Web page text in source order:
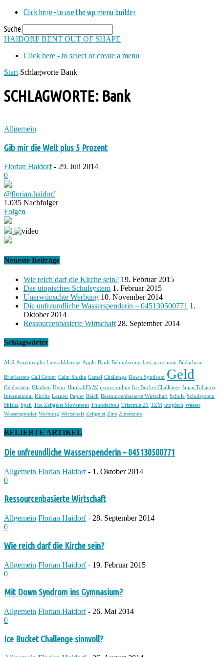
Click here - to use the wp menu builder
Suche
HAIDORF BENT OUT OF SHAPE
Click here - to select or create a menu
Start Schlagworte Bank
SCHLAGWORTE: Bank
Allgemein
Gib mir die Welt plus 5 Prozent
Florian Haidorf - 29. Juli 2014
0
@florian.haidorf
1.035 Nachfolger
Folgen
Neueste Beiträge
Wie reich darf die Kirche sein? 19. Februar 2015
Das utopisches Schulsystem 1. Februar 2015
Unerwünschte Werbung 10. November 2014
Die unfreundliche Wasserspenderin – 045130500771 1.
Oktober 2014
Ressourcenbasierte Wirtschaft 28. September 2014
Schlagwörter
ALS Amyotrophe Lateralsklerose Apple Bank Behinderung best-price-now Bildschirm
Briefkasten Call Center Calm Shisha Camel Challenge Down Syndrom Geld
Geldsystem Glauben Henri HookahFloW i-store-online Ice Bucket Challenge Japan Tobacco
International Kirche Lernen Papier Reich Ressourcenbasierte Wirtschaft Schule Schulsystem
Shisha Spaß The Zeitgeist Movement Thunderbolt Trisomie 21 TZM utopisch Wasser
Wasserspender Werbung Wirtschaft Zeitgeist Zins Zinseszins
BELIEBTE ARTIKEL
Die unfreundliche Wasserspenderin – 045130500771
Allgemein Florian Haidorf - 1. Oktober 2014
0
Ressourcenbasierte Wirtschaft
Allgemein Florian Haidorf - 28. September 2014
0
Wie reich darf die Kirche sein?
Allgemein Florian Haidorf - 19. Februar 2015
0
Mit Down Syndrom ins Gymnasium?
Allgemein Florian Haidorf - 26. Mai 2014
0
Ice Bucket Challenge sinnvoll?